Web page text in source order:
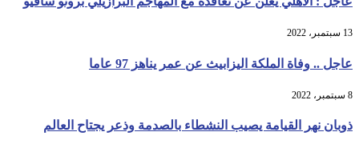
13 سبتمبر، 2022
عاجل .. وفاة الملكة اليزابيث عن عمر يناهز 97 عاما
8 سبتمبر، 2022
ذوبان نهر القيامة يصيب النشطاء بالصدمة وذعر يجتاح العالم